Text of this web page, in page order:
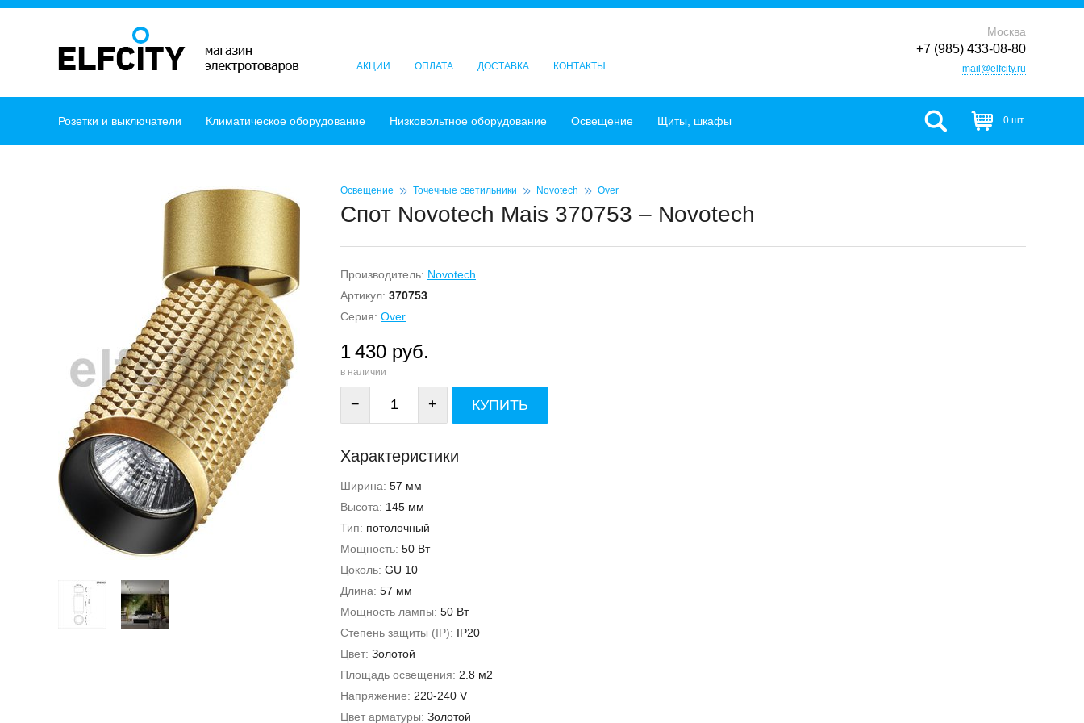
АКЦИИ ОПЛАТА ДОСТАВКА КОНТАКТЫ
Москва
+7 (985) 433-08-80
mail@elfcity.ru
Розетки и выключатели Климатическое оборудование Низковольтное оборудование Освещение Щиты, шкафы 0 шт.
Освещение Точечные светильники Novotech Over
Спот Novotech Mais 370753 – Novotech
Производитель: Novotech
Артикул: 370753
Серия: Over
1 430 руб.
в наличии
− + КУПИТЬ
Характеристики
Ширина: 57 мм
Высота: 145 мм
Тип: потолочный
Мощность: 50 Вт
Цоколь: GU 10
Длина: 57 мм
Мощность лампы: 50 Вт
Степень защиты (IP): IP20
Цвет: Золотой
Площадь освещения: 2.8 м2
Напряжение: 220-240 V
Цвет арматуры: Золотой